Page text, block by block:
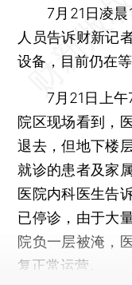
7月21日凌晨1
人员告诉财新记
设备，目前仍在
7月21日上午7
院区现场看到，
退去，但地下楼
就诊的患者及家
医院内科医生告
已停诊，由于大
院负一层被淹，
复正常运营。